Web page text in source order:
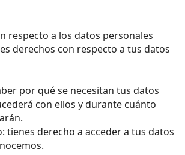
respecto a los datos personales
derechos con respecto a tus datos
por qué se necesitan tus datos
con ellos y durante cuánto
tienes derecho a acceder a tus datos